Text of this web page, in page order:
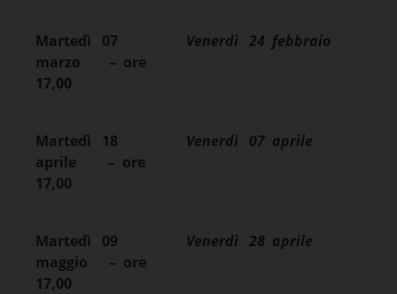
Martedì
07
marzo
– ore
17,00
Venerdì 24 febbraio
Martedì
18
aprile
– ore
17,00
Venerdì 07 aprile
Martedì
09
maggio
– ore
17,00
Venerdì 28 aprile